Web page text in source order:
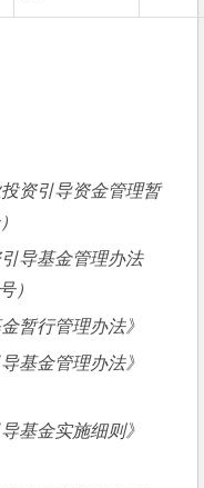
资引导资金管理暂
导基金管理办法
号）
暂行管理办法》
基金管理办法》
基金实施细则》